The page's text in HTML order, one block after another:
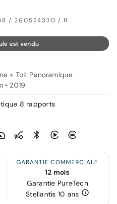
/ 26052433O / R
est vendu
+ Toit Panoramique
• 2019
8 rapports
GARANTIE COMMERCIALE
12 mois
Garantie PureTech
Stellantis 10 ans